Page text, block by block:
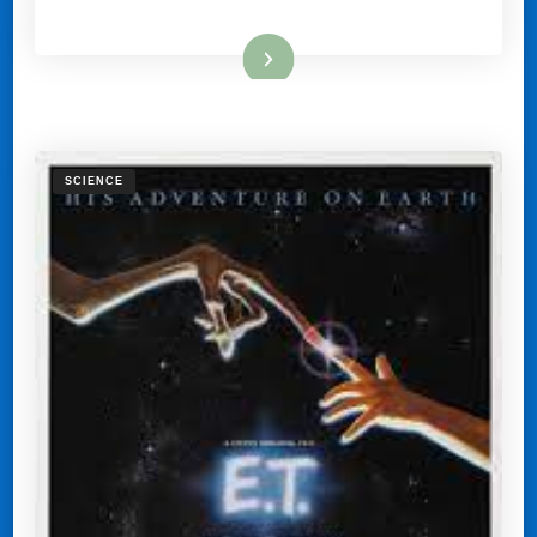
Lees meer
SCIENCE